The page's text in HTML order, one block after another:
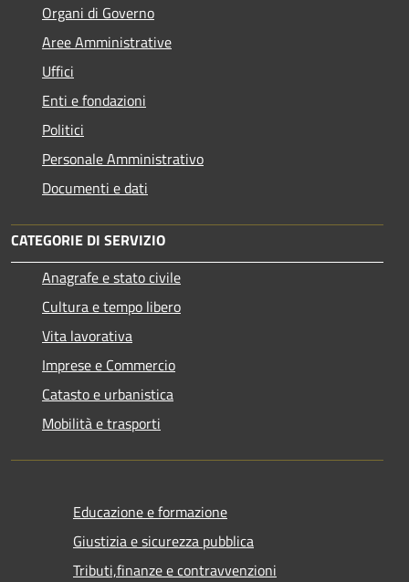
Organi di Governo
Aree Amministrative
Uffici
Enti e fondazioni
Politici
Personale Amministrativo
Documenti e dati
CATEGORIE DI SERVIZIO
Anagrafe e stato civile
Cultura e tempo libero
Vita lavorativa
Imprese e Commercio
Catasto e urbanistica
Mobilità e trasporti
Educazione e formazione
Giustizia e sicurezza pubblica
Tributi,finanze e contravvenzioni